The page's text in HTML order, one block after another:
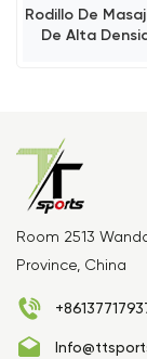
Rodillo De
De Alta
Room 2513
Province, China